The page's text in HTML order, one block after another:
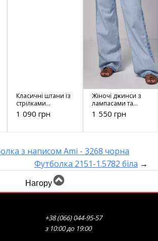
Класичні штани із
стрілками
прямого крою -
24010 хакі
1 090 грн
Жіночі джинси з
лампасами та
накладними
кишенями - 3237
1 550 грн
з написом Ami - 3268 чорна
Футболка 2151-1.5782 біла →
Нагору
+38 (066) 044-95-57
з 10:00 до 19:00